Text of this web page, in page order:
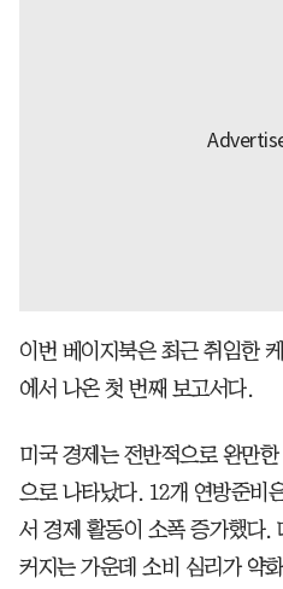
이번 베이지북은 최근 취임한
에서 나온 첫 번째 보고서다.
미국 경제는 전반적으로 완만
으로 나타났다. 12개 연방준비
서 경제 활동이 소폭 증가했다.
커지는 가운데 소비 심리가 약